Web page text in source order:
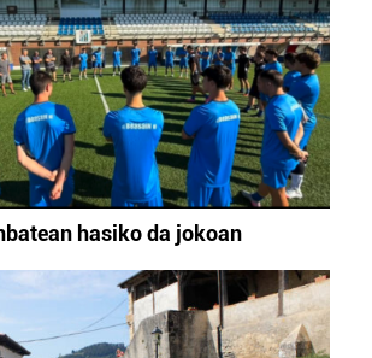
hasiko da jokoan